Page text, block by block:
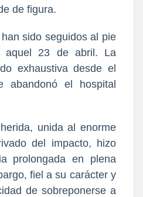
de figura.
sido seguidos al pie
aquel 23 de abril. La
exhaustiva desde el
abandonó el hospital
unida al enorme
del impacto, hizo
prolongada en plena
fiel a su carácter y
de sobreponerse a